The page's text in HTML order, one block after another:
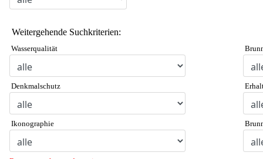
Weitergehende Suchkriterien:
Wasserqualität
Denkmalschutz
Ikonographie